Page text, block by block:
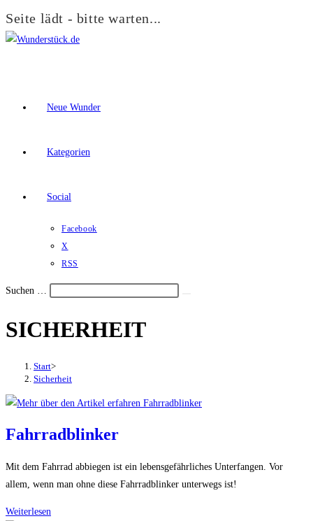
Seite lädt - bitte warten...
Zum
Neue Wunder
Kategorien
Social
Facebook
X
RSS
Suchen …
den
das
aus-
einzuklappen
SICHERHEIT
Start>
Sicherheit
Fahrradblinker
Mit dem Fahrrad abbiegen ist ein lebensgefährliches Unterfangen. Vor
allem, wenn man ohne diese Fahrradblinker unterwegs ist!
Weiterlesen